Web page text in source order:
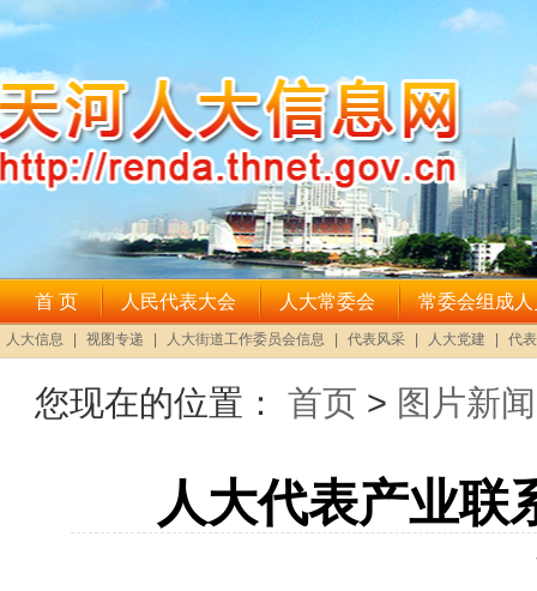
您现在的位置： 首页 > 图片新闻
人大代表产业联